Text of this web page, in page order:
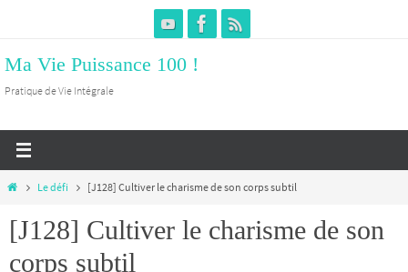
le
contenu
Ma Vie Puissance 100 !
Pratique de Vie Intégrale
HomeLe défi [J128] Cultiver le charisme de son corps subtil
[J128] Cultiver le charisme de son
corps subtil